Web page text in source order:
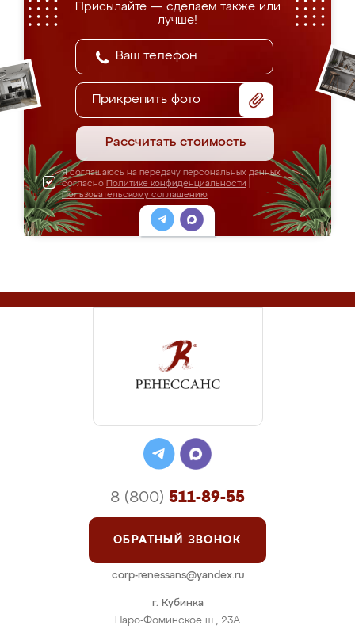
Присылайте — сделаем также или
лучше!
Прикрепить фото
Рассчитать стоимость
Я соглашаюсь на передачу персональных данных
согласно Политике конфиденциальности
Пользовательскому соглашению
г. Кубинка
Наро-Фоминское ш., 23А
8 (800) 511-89-55
ОБРАТНЫЙ ЗВОНОК
corp-renessans@yandex.ru